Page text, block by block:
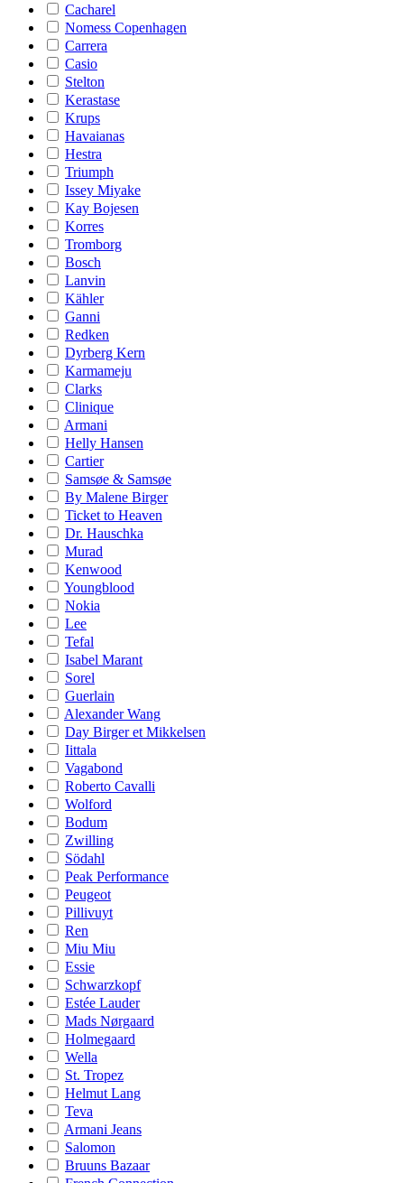
Cacharel
Nomess Copenhagen
Carrera
Casio
Stelton
Kerastase
Krups
Havaianas
Hestra
Triumph
Issey Miyake
Kay Bojesen
Korres
Tromborg
Bosch
Lanvin
Kähler
Ganni
Redken
Dyrberg Kern
Karmameju
Clarks
Clinique
Armani
Helly Hansen
Cartier
Samsøe & Samsøe
By Malene Birger
Ticket to Heaven
Dr. Hauschka
Murad
Kenwood
Youngblood
Nokia
Lee
Tefal
Isabel Marant
Sorel
Guerlain
Alexander Wang
Day Birger et Mikkelsen
Iittala
Vagabond
Roberto Cavalli
Wolford
Bodum
Zwilling
Södahl
Peak Performance
Peugeot
Pillivuyt
Ren
Miu Miu
Essie
Schwarzkopf
Estée Lauder
Mads Nørgaard
Holmegaard
Wella
St. Tropez
Helmut Lang
Teva
Armani Jeans
Salomon
Bruuns Bazaar